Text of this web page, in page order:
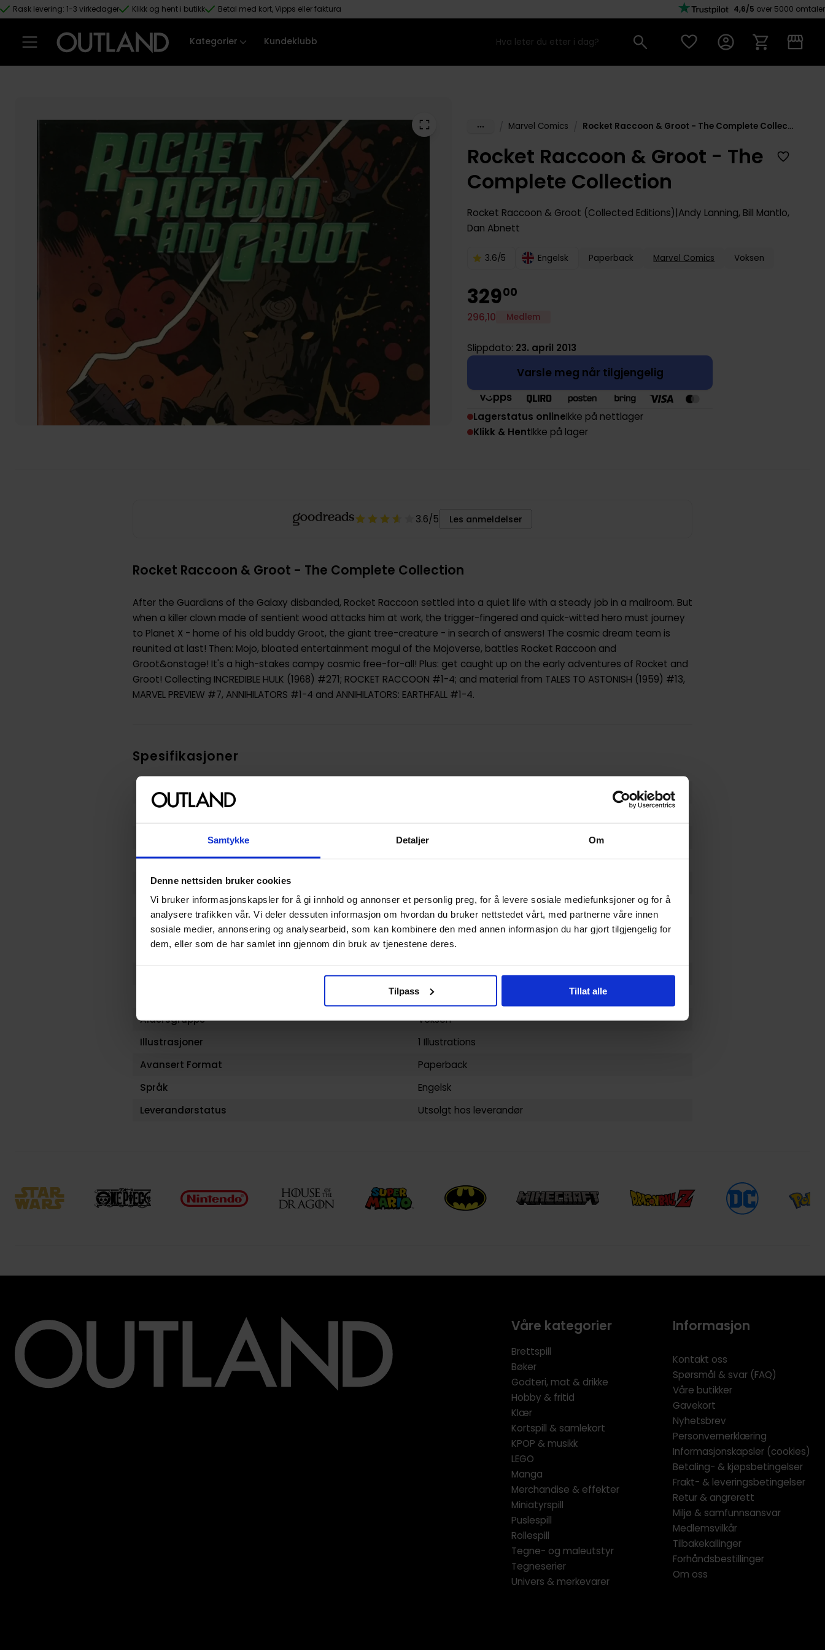
Samtykke Detaljer Om
Denne nettsiden bruker cookies
Vi bruker informasjonskapsler for å gi innhold og annonser et personlig preg, for å levere sosiale mediefunksjoner og for å
analysere trafikken vår. Vi deler dessuten informasjon om hvordan du bruker nettstedet vårt, med partnerne våre innen
sosiale medier, annonsering og analysearbeid, som kan kombinere den med annen informasjon du har gjort tilgjengelig for
dem, eller som de har samlet inn gjennom din bruk av tjenestene deres.
Tilpass Tillat alle
Hopp til hovedinnhold
Rask levering: 1-3 virkedager Klikk og hent i butikk Betal med kort, Vipps eller faktura 4,6/5 over 5000 omtaler
Kategorier Kundeklubb
Marvel Comics Rocket Raccoon & Groot - The Complete Collection
Rocket Raccoon & Groot - The
Complete Collection
Rocket Raccoon & Groot (Collected Editions) Andy Lanning, Bill Mantlo,
Dan Abnett
3.6/5 Engelsk Paperback Marvel Comics Voksen
32900
296,10 Medlem
Slippdato: 23. april 2013
Varsle meg når tilgjengelig
Lagerstatus onlineIkke på nettlager
Klikk & HentIkke på lager
3.6/5 Les anmeldelser
Rocket Raccoon & Groot - The Complete Collection
After the Guardians of the Galaxy disbanded, Rocket Raccoon settled into a quiet life with a steady job in a mailroom. But
when a killer clown made of sentient wood attacks him at work, the trigger-fingered and quick-witted hero must journey
to Planet X - home of his old buddy Groot, the giant tree-creature - in search of answers! The cosmic dream team is
reunited at last! Then: Mojo, bloated entertainment mogul of the Mojoverse, battles Rocket Raccoon and
Groot&onstage! It's a high-stakes campy cosmic free-for-all! Plus: get caught up on the early adventures of Rocket and
Groot! Collecting INCREDIBLE HULK (1968) #271; ROCKET RACCOON #1-4; and material from TALES TO ASTONISH (1959) #13,
MARVEL PREVIEW #7, ANNIHILATORS #1-4 and ANNIHILATORS: EARTHFALL #1-4.
Spesifikasjoner
SKU
Country of Manufacture
USA
Format
Serie
Forfattere
Andy Lanning ,Bill MantloogDan Abnett
Sjanger
Superhelt
Antall Sider
264
Marvel Comics
23.04.2013
Aldersgruppe
Voksen
Illustrasjoner
1 Illustrations
Avansert Format
Paperback
Språk
Engelsk
Leverandørstatus
Utsolgt hos leverandør
Våre kategorier
Brettspill
Bøker
Godteri, mat & drikke
Hobby & fritid
Klær
Kortspill & samlekort
KPOP & musikk
LEGO
Manga
Merchandise & effekter
Miniatyrspill
Puslespill
Rollespill
Tegne- og maleutstyr
Tegneserier
Univers & merkevarer
Informasjon
Kontakt oss
Spørsmål & svar (FAQ)
Våre butikker
Gavekort
Nyhetsbrev
Personvernerklæring
Informasjonskapsler (cookies)
Betaling- & kjøpsbetingelser
Frakt- & leveringsbetingelser
Retur & angrerett
Miljø & samfunnsansvar
Medlemsvilkår
Tilbakekallinger
Forhåndsbestillinger
Om oss